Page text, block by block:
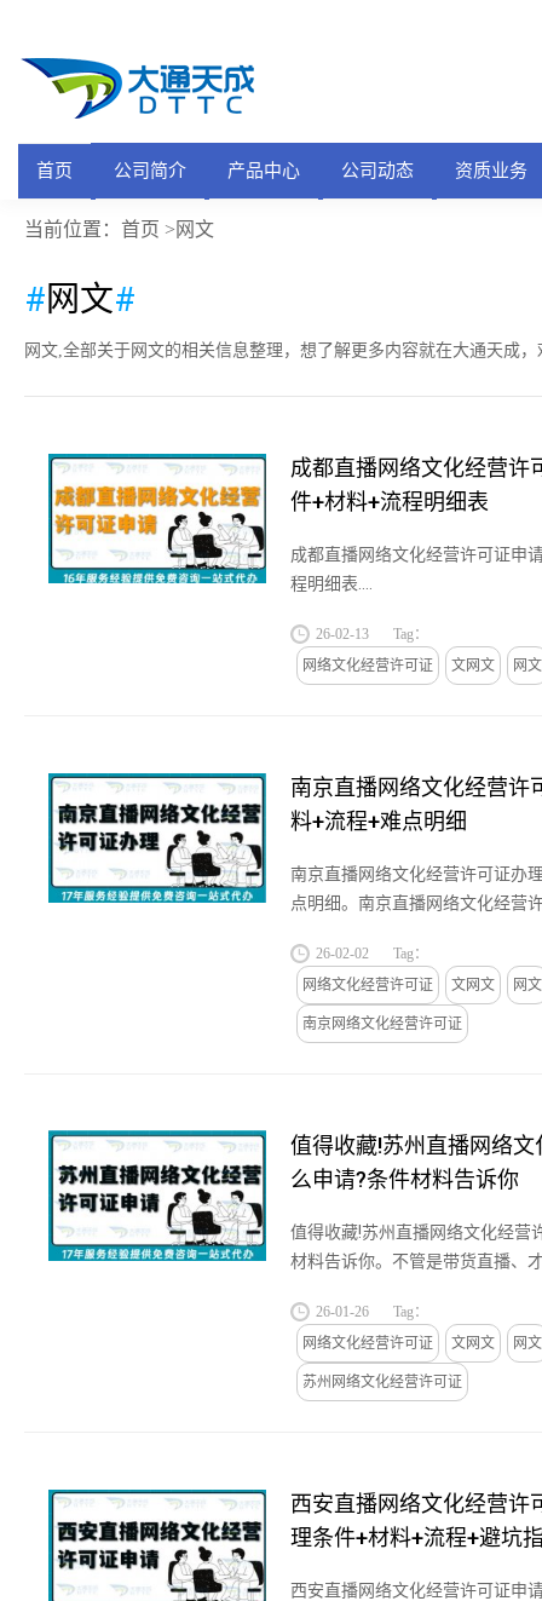
首页 公司简介 产品中心 公司动态 资质业务
当前位置： 首页 >网文
#网文#
网文,全部关于网文的相关信息整理，想了解更多内容就在大通天成
成都直播网络文化经营许
件+材料+流程明细表
成都直播网络文化经营许可证申
程明细表....
26-02-13
Tag：
网络文化经营许可证
文网文 网文
南京直播网络文化经营许
料+流程+难点明细
南京直播网络文化经营许可证办
点明细。南京直播网络文化经营
通过互联网开展直播表演、网络...
26-02-02
Tag：
网络文化经营许可证
文网文 网文
南京网络文化经营许可证
值得收藏!苏州直播网络
么申请?条件材料告诉你
值得收藏!苏州直播网络文化经营
材料告诉你。不管是带货直播、
和直播公司在申请这个证的时...
26-01-26
Tag：
网络文化经营许可证
文网文 网文
苏州网络文化经营许可证
西安直播网络文化经营许
理条件+材料+流程+避坑
西安直播网络文化经营许可证申